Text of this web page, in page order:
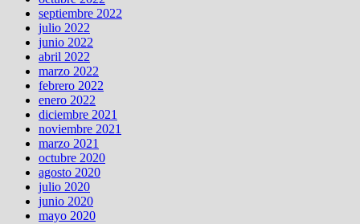
septiembre 2022
julio 2022
junio 2022
abril 2022
marzo 2022
febrero 2022
enero 2022
diciembre 2021
noviembre 2021
marzo 2021
octubre 2020
agosto 2020
julio 2020
junio 2020
mayo 2020